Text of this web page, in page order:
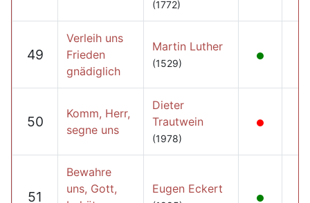
(1772)
49
Verleih uns
Frieden
gnädiglich
Martin Luther
(1529)
50
Komm, Herr,
segne uns
Dieter
Trautwein
(1978)
51
Bewahre
uns, Gott,
Eugen Eckert